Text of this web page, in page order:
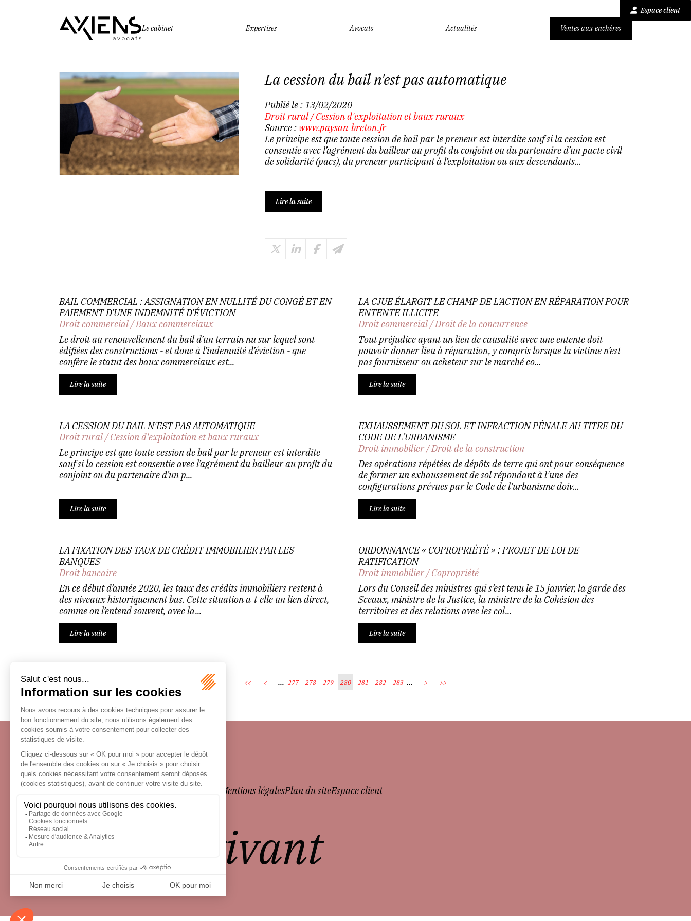
Espace client
Le cabinet
Expertises Avocats Actualités Ventes aux enchères
La cession du bail n'est pas automatique
Publié le :13/02/2020
Droit rural/Cession d'exploitation et baux ruraux
Source : www.paysan-breton.fr
Le principe est que toute cession de bail par le preneur est interdite sauf si la cession est
consentie avec l’agrément du bailleur au profit du conjoint ou du partenaire d’un pacte civil
de solidarité (pacs), du preneur participant à l’exploitation ou aux descendants...
Lire la suite
BAIL COMMERCIAL : ASSIGNATION EN NULLITÉ DU CONGÉ ET EN
PAIEMENT D’UNE INDEMNITÉ D’ÉVICTION
Droit commercial/Baux commerciaux
Le droit au renouvellement du bail d’un terrain nu sur lequel sont
édifiées des constructions - et donc à l’indemnité d’éviction - que
confère le statut des baux commerciaux est...
Lire la suite
LA CJUE ÉLARGIT LE CHAMP DE L’ACTION EN RÉPARATION POUR
ENTENTE ILLICITE
Droit commercial/Droit de la concurrence
Tout préjudice ayant un lien de causalité avec une entente doit
pouvoir donner lieu à réparation, y compris lorsque la victime n’est
pas fournisseur ou acheteur sur le marché co...
Lire la suite
LA CESSION DU BAIL N'EST PAS AUTOMATIQUE
Droit rural/Cession d'exploitation et baux ruraux
Le principe est que toute cession de bail par le preneur est interdite
sauf si la cession est consentie avec l’agrément du bailleur au profit du
conjoint ou du partenaire d’un p...
Lire la suite
EXHAUSSEMENT DU SOL ET INFRACTION PÉNALE AU TITRE DU
CODE DE L’URBANISME
Droit immobilier/Droit de la construction
Des opérations répétées de dépôts de terre qui ont pour conséquence
de former un exhaussement de sol répondant à l'une des
configurations prévues par le Code de l'urbanisme doiv...
Lire la suite
LA FIXATION DES TAUX DE CRÉDIT IMMOBILIER PAR LES
BANQUES
Droit bancaire
En ce début d’année 2020, les taux des crédits immobiliers restent à
des niveaux historiquement bas. Cette situation a-t-elle un lien direct,
comme on l’entend souvent, avec la...
Lire la suite
ORDONNANCE « COPROPRIÉTÉ » : PROJET DE LOI DE
RATIFICATION
Droit immobilier/Copropriété
Lors du Conseil des ministres qui s’est tenu le 15 janvier, la garde des
Sceaux, ministre de la Justice, la ministre de la Cohésion des
territoires et des relations avec les col...
Lire la suite
<< < ... 277 278 279 280 281 282 283 ... > >>
Écosystème Mentions légalesPlan du siteEspace client
le droit vivant